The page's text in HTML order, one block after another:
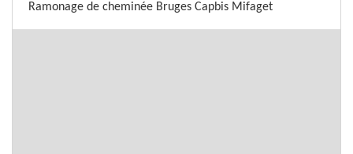
Ramonage de cheminée Bruges Capbis Mifaget